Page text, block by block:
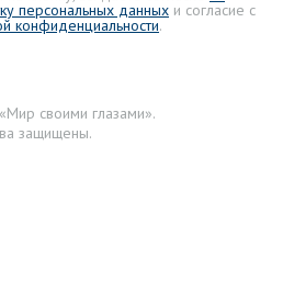
персональных данных и согласие с
конфиденциальности.
своими глазами».
защищены.